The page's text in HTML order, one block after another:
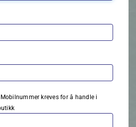
Mobilnummer kreves for å handle i